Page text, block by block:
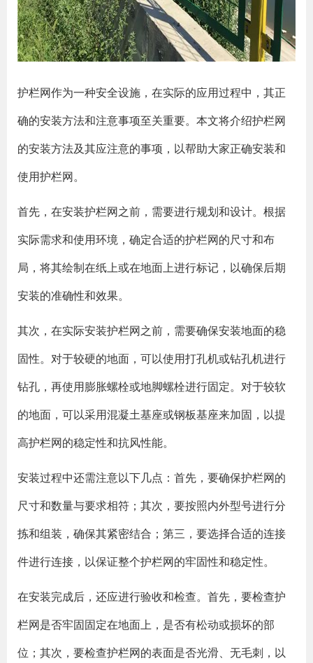
护栏网作为一种安全设施，在实际的应用过程中，其正
确的安装方法和注意事项至关重要。本文将介绍护栏网
的安装方法及其应注意的事项，以帮助大家正确安装和
使用护栏网。
首先，在安装护栏网之前，需要进行规划和设计。根据
实际需求和使用环境，确定合适的护栏网的尺寸和布
局，将其绘制在纸上或在地面上进行标记，以确保后期
安装的准确性和效果。
其次，在实际安装护栏网之前，需要确保安装地面的稳
固性。对于较硬的地面，可以使用打孔机或钻孔机进行
钻孔，再使用膨胀螺栓或地脚螺栓进行固定。对于较软
的地面，可以采用混凝土基座或钢板基座来加固，以提
高护栏网的稳定性和抗风性能。
安装过程中还需注意以下几点：首先，要确保护栏网的
尺寸和数量与要求相符；其次，要按照内外型号进行分
拣和组装，确保其紧密结合；第三，要选择合适的连接
件进行连接，以保证整个护栏网的牢固性和稳定性。
在安装完成后，还应进行验收和检查。首先，要检查护
栏网是否牢固固定在地面上，是否有松动或损坏的部
位；其次，要检查护栏网的表面是否光滑、无毛刺，以